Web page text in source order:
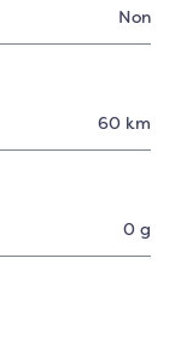
Non
60 km
0 g